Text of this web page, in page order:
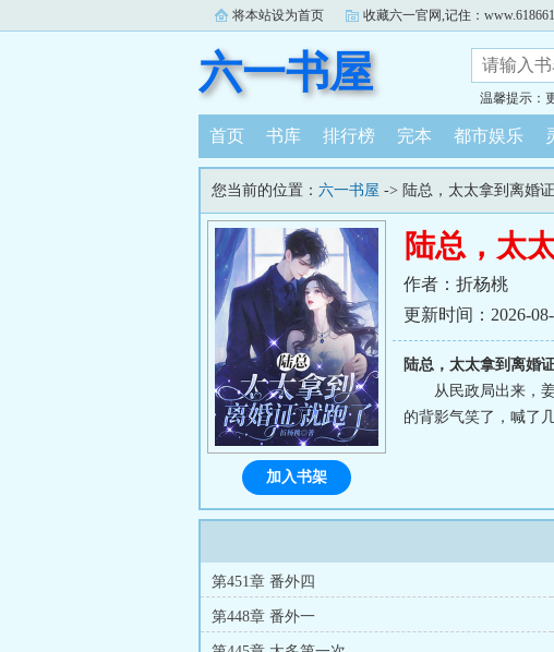
将本站设为首页 收藏六一官网,记住：
六一书屋
温馨提示：
首页 书库 排行榜 完本 都市娱乐
您当前的位置： 六一书屋 -> 陆总，太太拿到离婚
陆总，太
作者：折杨桃
更新时间：2026-
陆总，太太拿到离婚
从民政局出来，
的背影气笑了，喊了
加入书架
第451章 番外四
第448章 番外一